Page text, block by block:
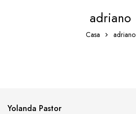
adriano
Casa adriano
Yolanda Pastor